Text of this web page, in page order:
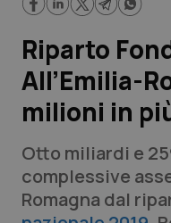
Lavoro e
Scienza e Farmaci
Studi e Analisi
Lettere al direttore
Riparto
All’Emilia-
milioni in
Otto miliardi e
complessive
Romagna dal